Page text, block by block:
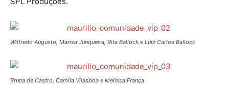
Wilfredo Augusto, Marisa Junqueira, Rita Ballock e Luiz Carlos Ballock
Bruna de Castro, Camila Vilasboa e Melissa França